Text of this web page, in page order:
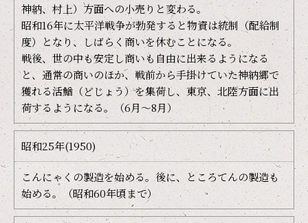
神納、村上）方面への小売りと変わる。
昭和16年に太平洋戦争が勃発すると物資は統制（配給制
度）となり、しばらく商いを休むことになる。
戦後、世の中も安定し商いも自由に出来るようになる
と、通常の商いのほか、戦前から手掛けていた神納郷で
獲れる活鰌（どじょう）を集荷し、東京、北陸方面に出
荷するようになる。（6月〜8月）
昭和25年(1950)
こんにゃくの製造を始める。後に、ところてんの製造も
始める。（昭和60年頃まで）